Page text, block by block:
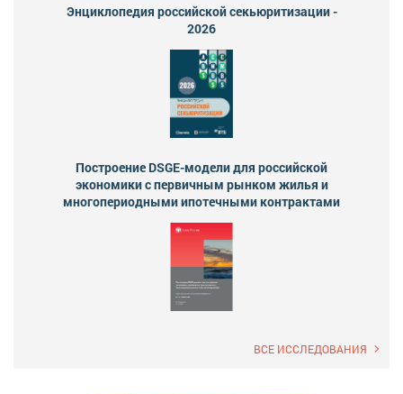
Энциклопедия российской секьюритизации -
2026
Построение DSGE-модели для российской
экономики с первичным рынком жилья и
многопериодными ипотечными контрактами
ВСЕ ИССЛЕДОВАНИЯ